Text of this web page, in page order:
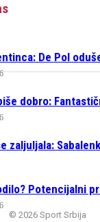
De Pol
dobro:
zaljuljala:
Potencijalni
© 2026 Sport Srbija